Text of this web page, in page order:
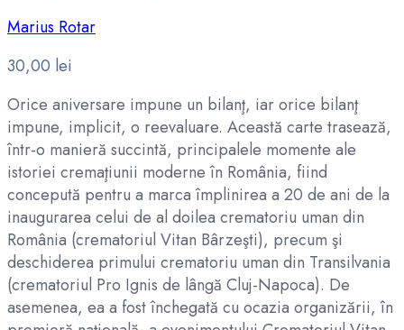
Marius Rotar
30,00 lei
Orice aniversare impune un bilanţ, iar orice bilanţ
impune, implicit, o reevaluare. Această carte trasează,
într-o manieră succintă, principalele momente ale
istoriei cremaţiunii moderne în România, fiind
concepută pentru a marca împlinirea a 20 de ani de la
inaugurarea celui de al doilea crematoriu uman din
România (crematoriul Vitan Bârzeşti), precum şi
deschiderea primului crematoriu uman din Transilvania
(crematoriul Pro Ignis de lângă Cluj-Napoca). De
asemenea, ea a fost închegată cu ocazia organizării, în